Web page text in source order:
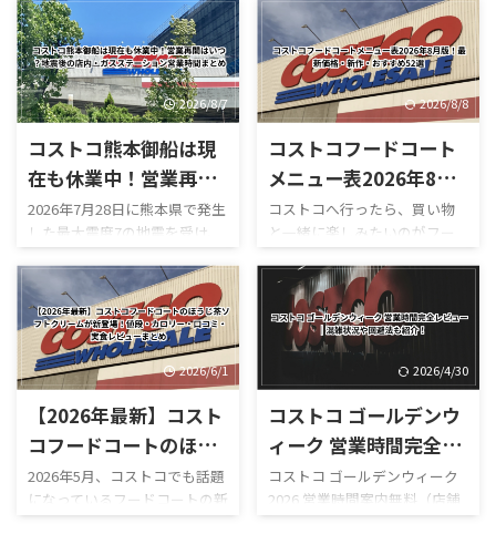
がセール価格になっています。
Yahoo!ニュースでは、コストコ
へ頻繁に通う人などが**「今週
のお得を選抜！嬉しいセール
情報」**として最新の割引商品
を紹介しています。SNSでも
「夏休み中にうれしい割引」
として紹介され、注目を集め
式サイトにも**「HOT
BUYS（お買得商品）」**とい
うセールページが用意されて
おり、現在値下げされている食
品・日用品・家電などを確認
できます。 「今週コストコで
何が安い ...
ー」**が登場しました。 コス
トコのハイローラーといえ
ば、ベーコン・レタス・トマ
トを使った定番の「ハイロー
ラー（B.L.T）」を思い浮かべ
る人が多いですが、今回の新
作はかなり豪華。 最大の特徴
は、名前の通りプリプリの海
いることです。 実際にカット
された断面を見ると、大きな海
老が何個も入っているものもあ
り、「海老が少し入っているハ
イローラー」というより、しっ
かり海老が主役になっていま
す。 さらに、 ...
2026/8/7
コストコ熊本御船は現
在も休業中！営業再開
はいつ？地震後の店
内・ガスステーション
営業時間まとめ
2026年7月28日に熊本県で発生
した最大震度7の地震を受け、
コストコ熊本御船倉庫店は現
在も臨時休業しています。
「今日コストコ熊本はやって
る？」 「営業再開はいつ？」
「店内はどうなっている？」
「ガソリンだけ入れられ
る？」 「フードコートは使え
る？」 と気になっている人も
多いのではないでしょうか。
点では熊本御船倉庫店の売り
場は営業再開しておらず、再開
2026/8/8
コストコフードコート
メニュー表2026年8月
版！最新価格・新作・
おすすめ52選
コストコへ行ったら、買い物
と一緒に楽しみたいのがフー
ドコートです。 180円のホット
ドッグをはじめ、巨大なピザ
やプルコギベイク、ソフトクリ
ーム、季節限定スムージーな
ど、コストコならではのボリュ
ーム満点メニューが並んでいま
す。 しかも2026年は新作がか
なり豊富。 現在は、 サーモン
ポキロール ボロネーゼポテト
セージカルッツォーネ クロワ
ッサンハム＆チーズ ほうじ茶
2026/6/1
【2026年最新】コスト
コフードコートのほう
じ茶ソフトクリームが
新登場！値段・カロリ
2026年5月、コストコでも話題
になっているフードコートの新
作スイーツ「ほうじ茶ソフト
2026/4/30
コストコ ゴールデンウ
ィーク 営業時間完全レ
ビュー｜混雑状況や回
避法も紹介！
コストコ ゴールデンウィーク
2026 営業時間案内無料（店舗
利用時）／デリバリーは別途